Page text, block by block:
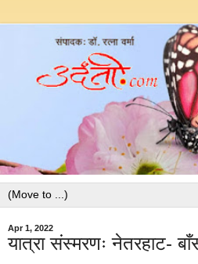
Apr 1, 2022
यात्रा संस्मरणः नेतरहाट-